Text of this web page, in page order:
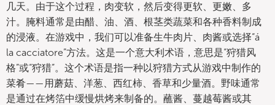
几天。由于这个过程，肉变软，然后变得更软、更嫩、多
汁。腌料通常是由醋、油、酒、根茎类蔬菜和各种香料制成
的浸液。在游戏中，我们可以准备生牛肉片、肉酱或选择“á
la cacciatore”方法。这是一个意大利术语，意思是“狩猎风
格”或“狩猎”。这个术语是指一种以狩猎方式从游戏中制作的
菜肴——用蘑菇、洋葱、西红柿、香草和少量酒。野味通常
是通过在烤箔中缓慢烘烤来制备的。蘸酱、蔓越莓酱或其